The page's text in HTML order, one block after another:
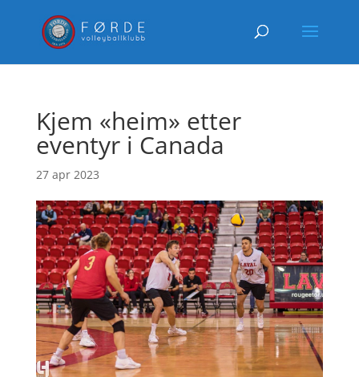
Kjem «heim» etter
eventyr i Canada
27 apr 2023